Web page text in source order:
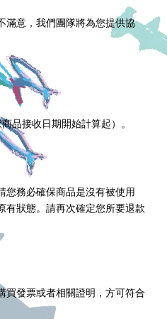
滿意，我們團隊將為您提供協
品接收日期開始計算起）。
您務必確保商品是沒有被使用
有狀態。請再次確定您所要退款
買發票或者相關證明，方可符合